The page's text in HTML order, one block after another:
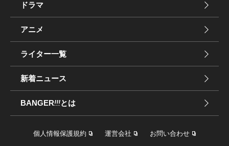
ドラマ
アニメ
ライター一覧
新着ニュース
BANGER!!!とは
個人情報保護規約 運営会社 お問い合わせ